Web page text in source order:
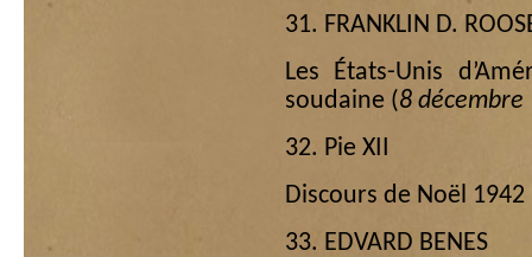
31. FRANKLIN D.
Les États-Unis
soudaine (8 décembre
32. Pie XII
Discours de Noël 1942
33. EDVARD BENES